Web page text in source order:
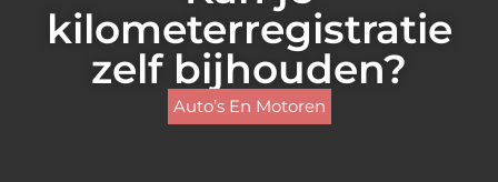
kilometerregistratie
zelf bijhouden?
Auto’s En Motoren